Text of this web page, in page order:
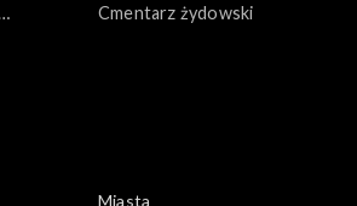
Cmentarz żydowski
Miasta